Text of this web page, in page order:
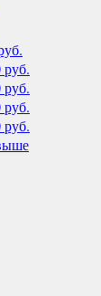
руб.
руб.
руб.
руб.